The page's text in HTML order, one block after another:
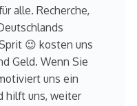
alle. Recherche,
😉 kosten uns
Geld. Wenn Sie
uns ein
hilft uns, weiter